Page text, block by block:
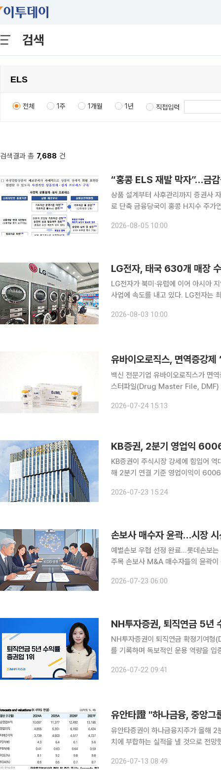
검색
전체 1주 1개월 1년 직접입력
검색결과 총 7,688 건
“홍콩 ELS 재발 막자”…금
상품 설계부터 사후관리까지 증권사
로 단축 금융당국이 홍콩 H지수 주가연계증권(ELS) 투자자 손실 사태 재발을 막기 위해 파생결합상
안이 핵심이다. 금융감독원
2026-08-05 10:00
LG전자, 태국 630개 매장
LG전자가 북미∙유럽에 이어 아시아
사업에 속도를 내고 있다. LG전자는 최근 태국 2위 빨래방 프랜차이즈인 '트렌디 워시(Trendy
새롭게 문을 여는 400여 개 매장에도
2026-08-03 10:00
백신 전문기업 유바이오로직스가 면
스터파일(Drug Master File, DMF)
됐다. DMF는 의약품 원료의 제조 및
2026-07-24 15:13
KB증권, 2분기 영업익
KB증권이 주식시장 강세에 힘입어 역대 최대 반기 실
해 2분기 연결 기준 영업이익이
이익은 4508억원으로 180.6% 증가
2026-07-23 15:24
손보사 매수자 윤곽…시장
예별손보 우협 선정 완료…롯데손보
주목 손보사 M&A 매수자들의 윤곽이 구체적으로 드러나면서 시장의 시선은 생명보험사로 향하고
계에 따르면 예금보험공사는 최근 예
2026-07-23 06:00
NH투자증권, 퇴직연금 5년
NH투자증권이 퇴직연금 확정기여형
를 기록하며 독보적인 운용 역량을 입증했다. 22일 금융감독원에 따르면 2026년
11.83%를 기록했다. 이는 적립금 1조
2026-07-22 09:41
유안타證 "하나금융, 중앙
유안타증권이 하나금융지주가 올해
치에 부합하는 실적을 낼 것으로 전
의 대손비용에는 중앙그룹 관련 충당
2026-07-13 08:49